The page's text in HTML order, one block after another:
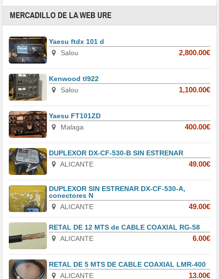
MERCADILLO DE LA WEB URE
Yaesu ftdx 101 d
Salou
2,800.00€
Kenwood tl922
Salou
1,100.00€
Yaesu FT101ZD
Malaga
400.00€
DUPLEXOR DX-CF-530-B SIN ESTRENAR
ALICANTE
49.00€
DUPLEXOR SIN ESTRENAR DX-CF-530-A,
conectores N
ALICANTE
49.00€
RETAL DE 12 MTS de CABLE COAXIAL RG-58
ALICANTE
6.00€
RETAL DE 5 MTS DE CABLE COAXIAL LMR-400
ALICANTE
13.00€